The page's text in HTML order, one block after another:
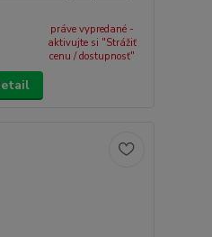
práve vypredané -
aktivujte si "Strážiť
cenu / dostupnosť"